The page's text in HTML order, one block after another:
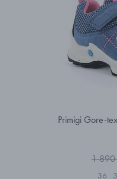
Primigi Gore-
1 890
36